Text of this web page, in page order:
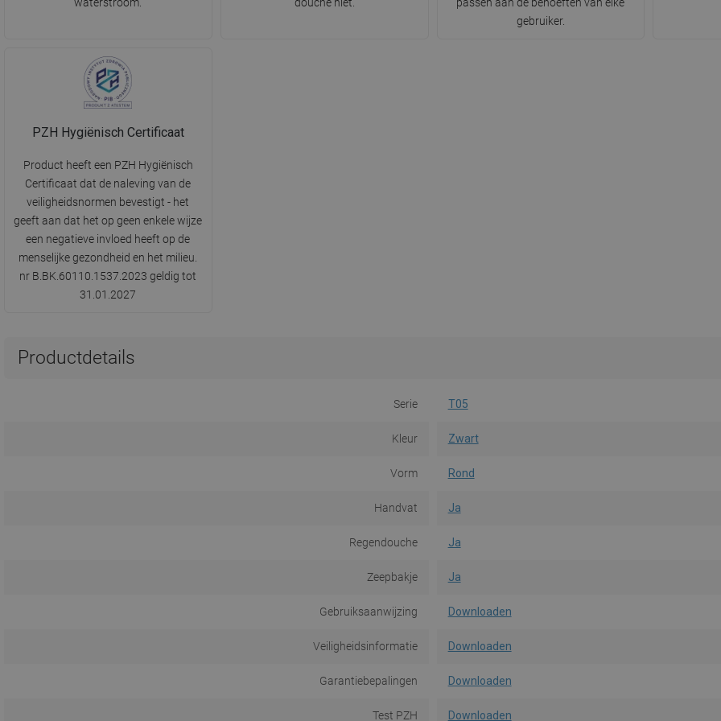
gebruiker.
PZH Hygiënisch Certificaat
Product heeft een PZH Hygiënisch
Certificaat dat de naleving van de
veiligheidsnormen bevestigt - het
geeft aan dat het op geen enkele wijze
een negatieve invloed heeft op de
menselijke gezondheid en het milieu.
nr B.BK.60110.1537.2023 geldig tot
31.01.2027
Productdetails
Serie T05
Kleur Zwart
Vorm Rond
Handvat Ja
Regendouche Ja
Zeepbakje Ja
Gebruiksaanwijzing Downloaden
Veiligheidsinformatie Downloaden
Garantiebepalingen Downloaden
Test PZH Downloaden